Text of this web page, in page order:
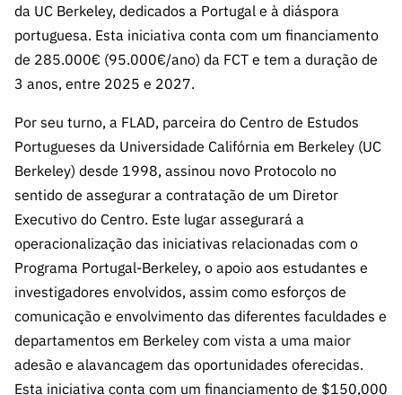
da UC Berkeley, dedicados a Portugal e à diáspora
portuguesa. Esta iniciativa conta com um financiamento
de 285.000€ (95.000€/ano) da FCT e tem a duração de
3 anos, entre 2025 e 2027.
Por seu turno, a FLAD, parceira do Centro de Estudos
Portugueses da Universidade Califórnia em Berkeley (UC
Berkeley) desde 1998, assinou novo Protocolo no
sentido de assegurar a contratação de um Diretor
Executivo do Centro. Este lugar assegurará a
operacionalização das iniciativas relacionadas com o
Programa Portugal-Berkeley, o apoio aos estudantes e
investigadores envolvidos, assim como esforços de
comunicação e envolvimento das diferentes faculdades e
departamentos em Berkeley com vista a uma maior
adesão e alavancagem das oportunidades oferecidas.
Esta iniciativa conta com um financiamento de $150,000